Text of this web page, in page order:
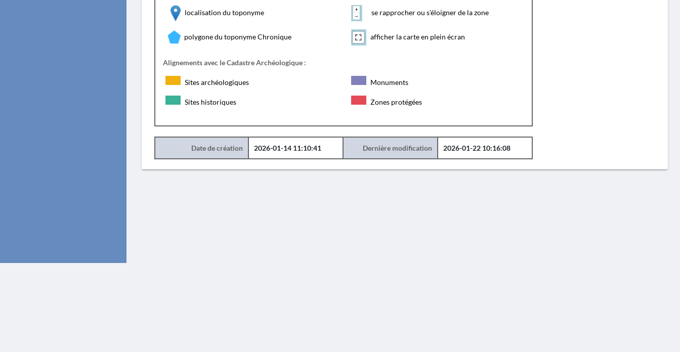
localisation du toponyme
polygone du toponyme Chronique
se rapprocher ou s'éloigner de la zone
afficher la carte en plein écran
Alignements avec le Cadastre Archéologique :
Sites archéologiques Monuments
Sites historiques Zones protégées
Date de création 2026-01-14 11:10:41 Dernière modification 2026-01-22 10:16:08